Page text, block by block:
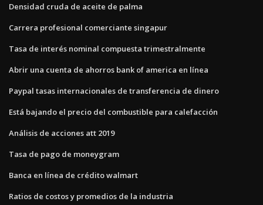
Densidad cruda de aceite de palma
Carrera profesional comerciante singapur
Tasa de interés nominal compuesta trimestralmente
Abrir una cuenta de ahorros bank of america en línea
Paypal tasas internacionales de transferencia de dinero
Está bajando el precio del combustible para calefacción
Análisis de acciones att 2019
Tasa de pago de moneygram
Banca en línea de crédito walmart
Ratios de costos y promedios de la industria